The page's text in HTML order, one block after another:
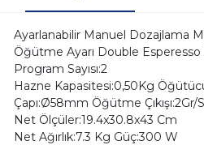
Ayarlanabilir Manuel Dozajlama
Öğütme Ayarı Double
Program Sayısı:2
Hazne Kapasitesi:0,50Kg
Çapı:Ø58mm Öğütme Çıkışı:2Gr/
Net Ölçüler:19.4x30.8x43 Cm
Net Ağırlık:7.3 Kg Güç:300 W